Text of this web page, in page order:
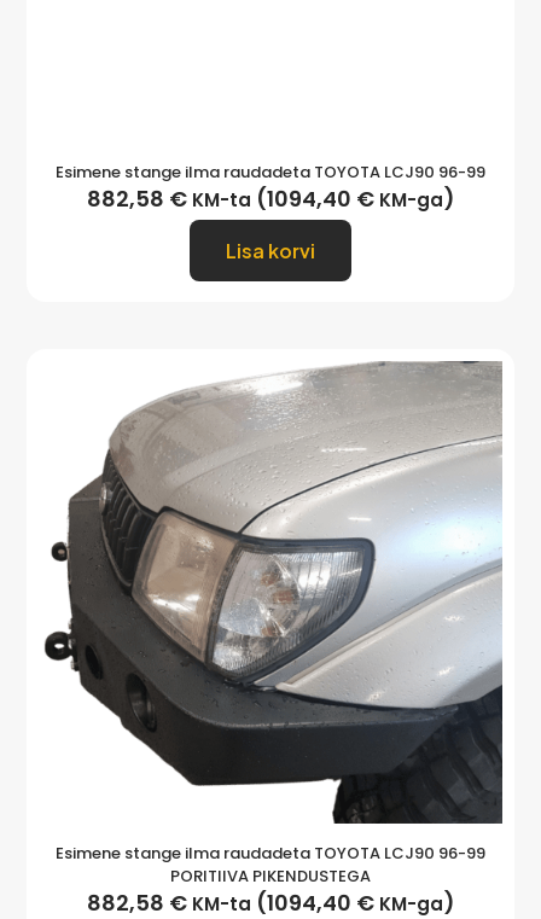
Esimene stange ilma raudadeta TOYOTA LCJ90 96-99
882,58 € KM-ta (1094,40 € KM-ga)
Lisa korvi
Esimene stange ilma raudadeta TOYOTA LCJ90 96-99
PORITIIVA PIKENDUSTEGA
882,58 € KM-ta (1094,40 € KM-ga)